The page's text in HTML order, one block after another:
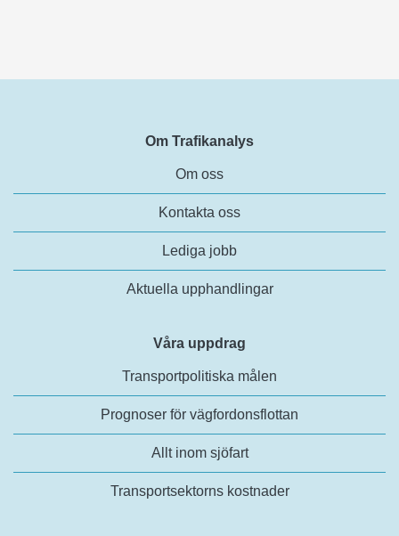
Om Trafikanalys
Om oss
Kontakta oss
Lediga jobb
Aktuella upphandlingar
Våra uppdrag
Transportpolitiska målen
Prognoser för vägfordonsflottan
Allt inom sjöfart
Transportsektorns kostnader